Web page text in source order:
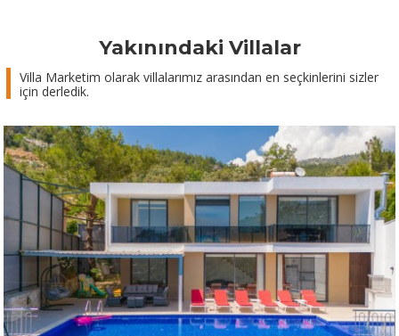
Yakınındaki Villalar
Villa Marketim olarak villalarımız arasından en seçkinlerini sizler
için derledik.